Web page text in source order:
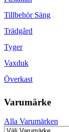
Tillbehör Säng
Trädgård
Tyger
Vaxduk
Överkast
Varumärke
Alla Varumärken